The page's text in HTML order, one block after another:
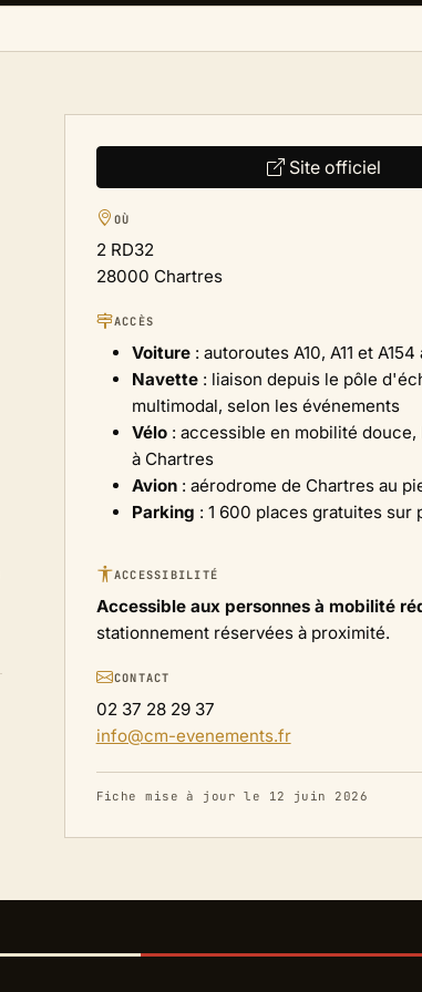
Site officiel
OÙ
2 RD32
28000 Chartres
ACCÈS
Voiture: autoroutes A10, A11 et
Navette: liaison depuis le pôle
multimodal, selon les événements
Vélo: accessible en mobilité douce,
à Chartres
Avion: aérodrome de Chartres au
Parking : 1 600 places gratuites sur
ACCESSIBILITÉ
Accessible aux personnes à mobilité
stationnement réservées à proximité.
CONTACT
02 37 28 29 37
info@cm-evenements.fr
Fiche mise à jour le 12 juin 2026